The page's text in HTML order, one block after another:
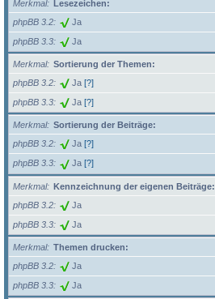
Merkmal
Lesezeichen:
phpBB 3.2
Ja
phpBB 3.3 Ja
Merkmal
Sortierung der Themen:
phpBB 3.2
Ja [?]
phpBB 3.3 Ja [?]
Merkmal
Sortierung der Beiträge:
phpBB 3.2
Ja [?]
phpBB 3.3 Ja [?]
Merkmal
Kennzeichnung der eigenen Beiträge:
phpBB 3.2
Ja
phpBB 3.3 Ja
Merkmal
Themen drucken:
phpBB 3.2
Ja
phpBB 3.3 Ja